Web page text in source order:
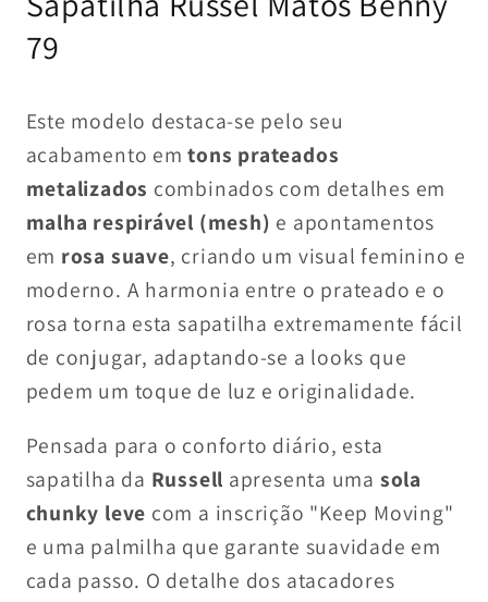
79
Este modelo destaca-se pelo seu
acabamento emtons prateados
metalizados combinados com detalhes em
malha respirável (mesh) e apontamentos
em rosa suave, criando um visual feminino e
moderno. A harmonia entre o prateado e o
rosa torna esta sapatilha extremamente fácil
de conjugar, adaptando-se a looks que
pedem um toque de luz e originalidade.
Pensada para o conforto diário, esta
sapatilha da Russell apresenta uma sola
chunky leve com a inscrição "Keep Moving"
e uma palmilha que garante suavidade em
cada passo. O detalhe dos atacadores